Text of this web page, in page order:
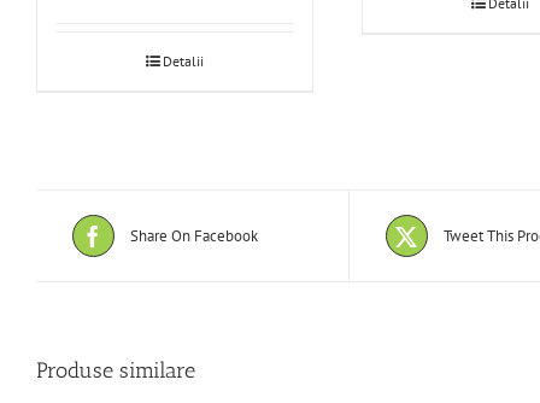
Detalii
Share On Facebook Tweet This
Produse similare